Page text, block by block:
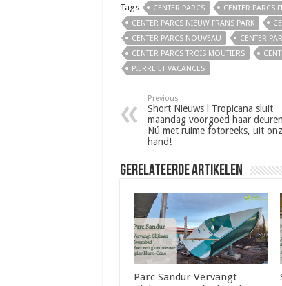
Tags CENTER PARCS CENTER PARCS
CENTER PARCS NIEUW FRANS PARK
CENTER PARCS NOUVEAU
CENTER
CENTER PARCS TROIS MOUTIERS
PIERRE ET VACANCES
Previous
Short Nieuws l Tropicana sluit
maandag voorgoed haar deuren l
Nú met ruime fotoreeks, uit
hand!
Gerelateerde Artikelen
Parc Sandur Vervangt